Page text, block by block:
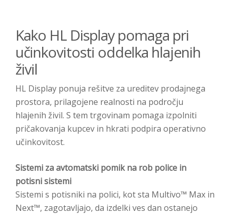
Kako HL Display pomaga pri
učinkovitosti oddelka hlajenih
živil
HL Display ponuja rešitve za ureditev prodajnega
prostora, prilagojene realnosti na področju
hlajenih živil. S tem trgovinam pomaga izpolniti
pričakovanja kupcev in hkrati podpira operativno
učinkovitost.
Sistemi za avtomatski pomik na rob police in
potisni sistemi
Sistemi s potisniki na polici, kot sta Multivo™ Max in
Next™, zagotavljajo, da izdelki ves dan ostanejo